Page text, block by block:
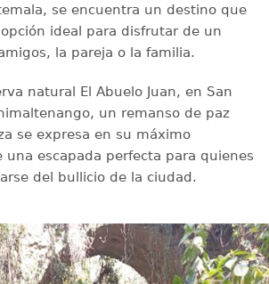
se encuentra un destino que
ideal para disfrutar de un
la pareja o la familia.
natural El Abuelo Juan, en San
un remanso de paz
se expresa en su máximo
una escapada perfecta para quienes
del bullicio de la ciudad.